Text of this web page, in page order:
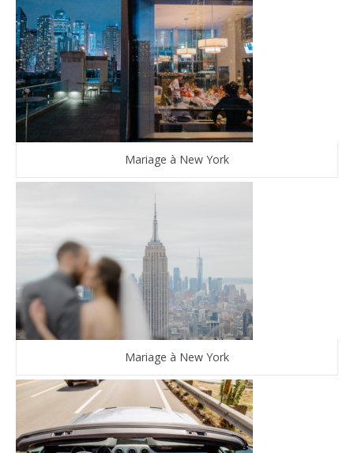
Mariage à New York
Mariage à New York